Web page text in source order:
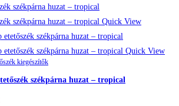
Quick View
Quick View
kiegészítők
székpárna huzat – tropical